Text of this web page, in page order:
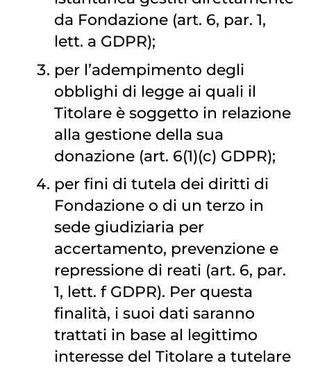
da Fondazione (art. 6, par. 1,
lett. a GDPR);
per l’adempimento degli
obblighi di legge ai quali il
Titolare è soggetto in relazione
alla gestione della sua
donazione (art. 6(1)(c) GDPR);
per fini di tutela dei diritti di
Fondazione o di un terzo in
sede giudiziaria per
accertamento, prevenzione e
repressione di reati (art. 6, par.
1, lett. f GDPR). Per questa
finalità, i suoi dati saranno
trattati in base al legittimo
interesse del Titolare a tutelare